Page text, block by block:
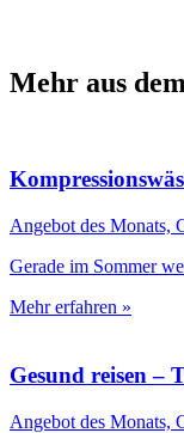
Mehr aus
Angebot des Monats,
Gerade im Sommer
Mehr erfahren »
Gesund reisen –
Angebot des Monats,